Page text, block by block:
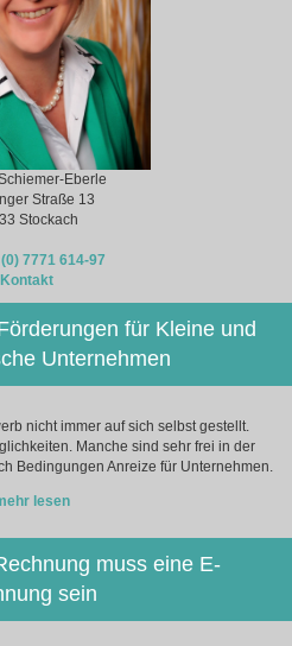
Eberle
Straße 13
Stockach
7771 614-97
Kontakt
für Kleine und
Unternehmen
nicht immer auf sich selbst gestellt.
Manche sind sehr frei in der
Bedingungen Anreize für Unternehmen.
lesen
muss eine E-
sein